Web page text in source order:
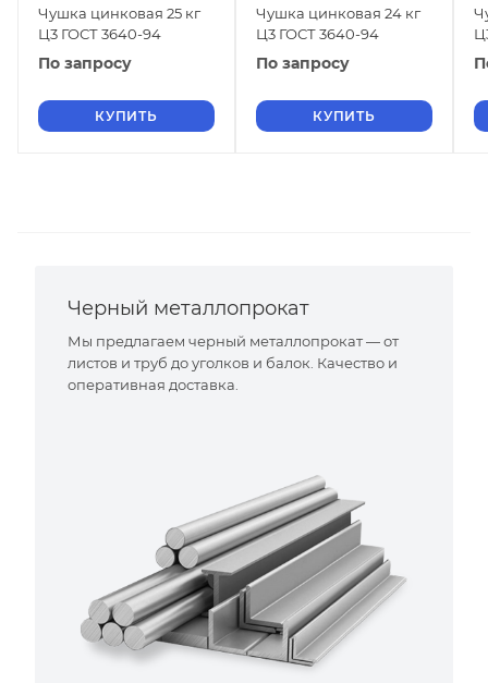
Чушка цинковая 25 кг
Ц3 ГОСТ 3640-94
По запросу
КУПИТЬ
Чушка цинковая 24 кг
Ц3 ГОСТ 3640-94
По запросу
КУПИТЬ
Черный металлопрокат
Мы предлагаем черный металлопрокат — от
листов и труб до уголков и балок. Качество и
оперативная доставка.